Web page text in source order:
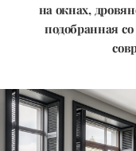
на окнах,
подобранная